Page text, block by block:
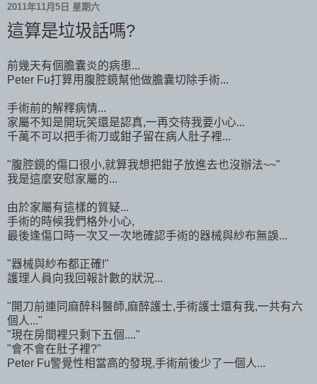
2011年11月5日 星期六
這算是垃圾話嗎?
前幾天有個膽囊炎的病患...
Peter Fu打算用腹腔鏡幫他做膽囊切除手術...
手術前的解釋病情...
家屬不知是開玩笑還是認真,一再交待我要小心...
千萬不可以把手術刀或鉗子留在病人肚子裡...
"腹腔鏡的傷口很小,就算我想把鉗子放進去也沒辦法~~"
我是這麼安慰家屬的...
由於家屬有這樣的質疑...
手術的時候我們格外小心,
最後逢傷口時一次又一次地確認手術的器械與紗布無誤...
"器械與紗布都正確!"
護理人員向我回報計數的狀況...
"開刀前連同麻醉科醫師,麻醉護士,手術護士還有我,一共有六
個人..."
"現在房間裡只剩下五個...."
"會不會在肚子裡?"
Peter Fu警覺性相當高的發現,手術前後少了一個人...